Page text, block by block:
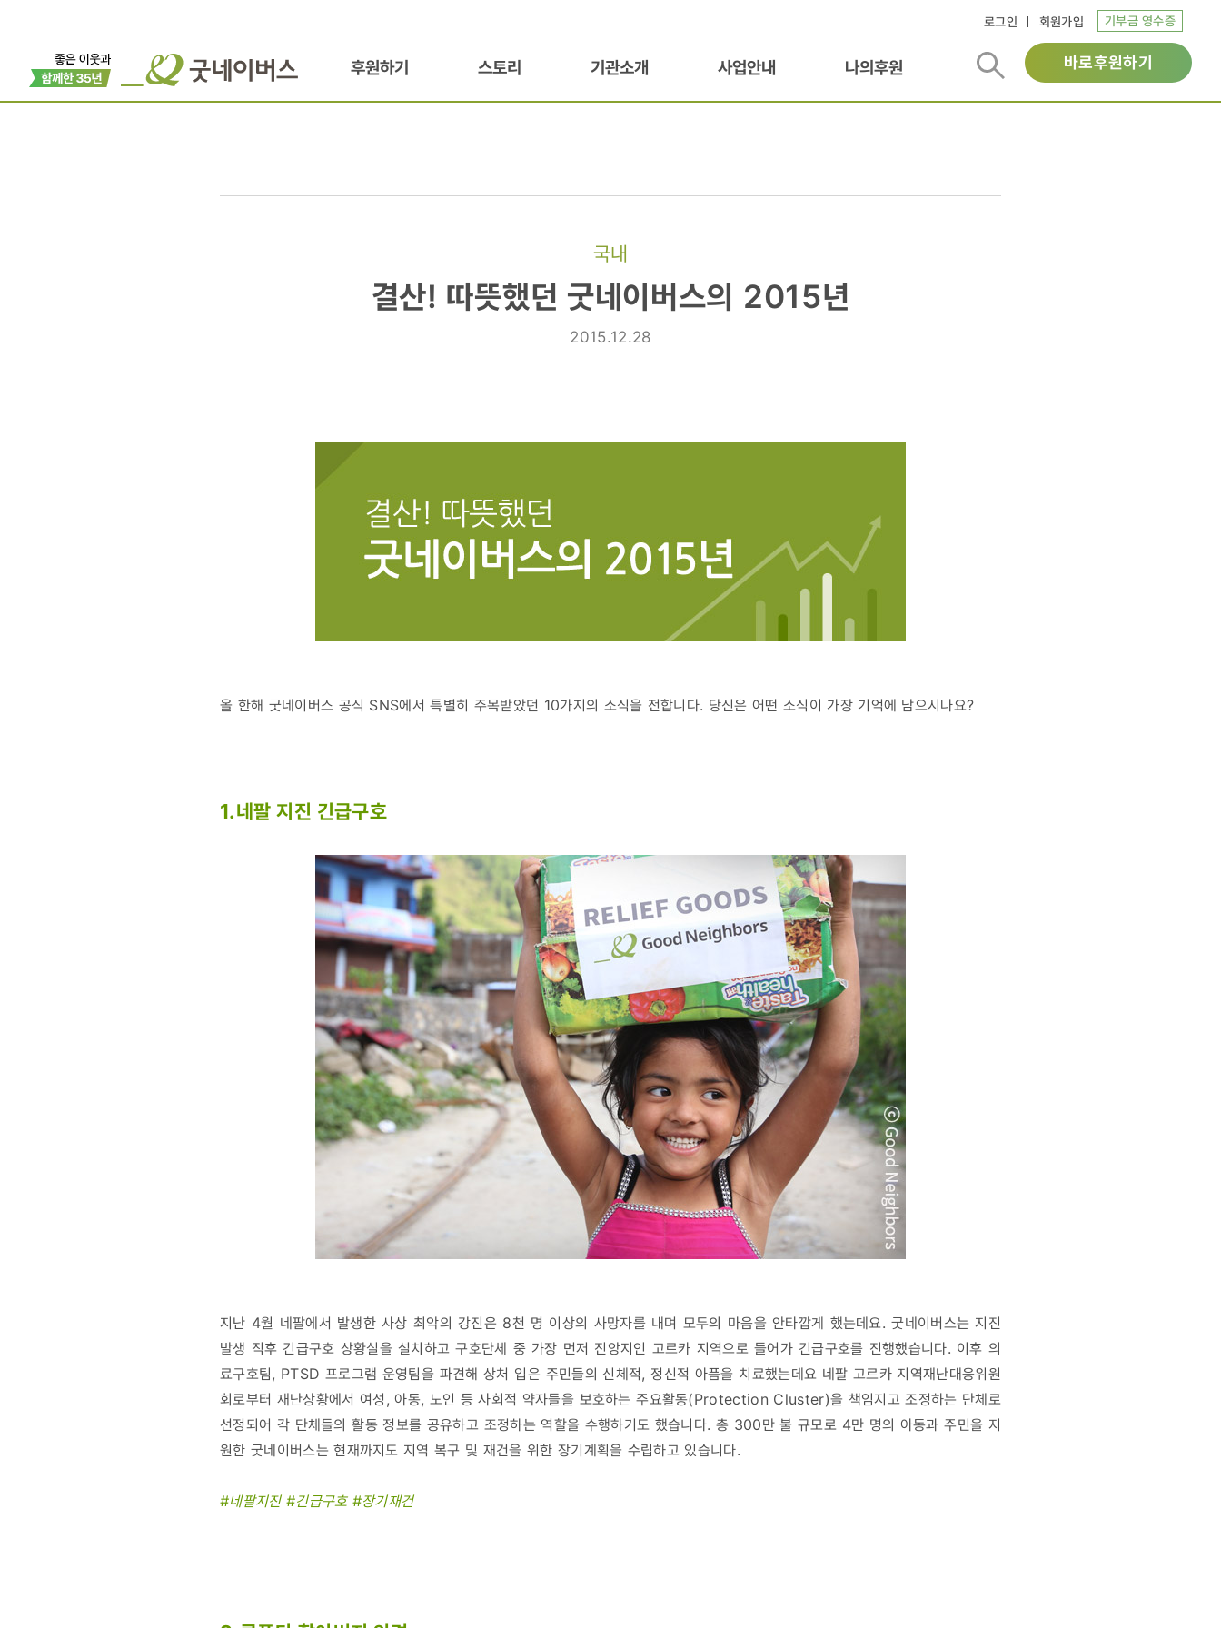
로그인 회원가입 기부금 영수증
후원하기 스토리 기관소개 사업안내 나의후원 바로후원하기
국내
굿네이버스의
결산! 따뜻했던 굿네이버스의 2015년
2015.12.28
올 한해 굿네이버스 공식 SNS에서 특별히 주목받았던 10가지의 소식을 전합니다. 당신은 어떤 소식이 가장 기억에 남으시나요?
1.네팔 지진 긴급구호
지난 4월 네팔에서 발생한 사상 최악의 강진은 8천 명 이상의 사망자를 내며 모두의 마음을 안타깝게 했는데요. 굿네이버스는 지진
발생 직후 긴급구호 상황실을 설치하고 구호단체 중 가장 먼저 진앙지인 고르카 지역으로 들어가 긴급구호를 진행했습니다. 이후 의
료구호팀, PTSD 프로그램 운영팀을 파견해 상처 입은 주민들의 신체적, 정신적 아픔을 치료했는데요 네팔 고르카 지역재난대응위원
회로부터 재난상황에서 여성, 아동, 노인 등 사회적 약자들을 보호하는 주요활동(Protection Cluster)을 책임지고 조정하는 단체로
선정되어 각 단체들의 활동 정보를 공유하고 조정하는 역할을 수행하기도 했습니다. 총 300만 불 규모로 4만 명의 아동과 주민을 지
원한 굿네이버스는 현재까지도 지역 복구 및 재건을 위한 장기계획을 수립하고 있습니다.
#네팔지진 #긴급구호 #장기재건